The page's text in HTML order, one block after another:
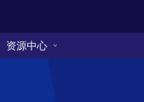
资源中心